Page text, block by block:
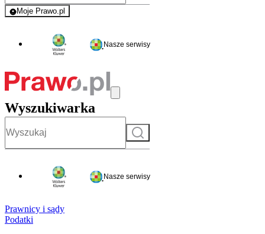
Moje Prawo.pl
- rejestracja i logowanie do serwisu
Nasze serwisy
Wyszukiwarka
Szukaj
Nasze serwisy
Prawnicy i sądy
Podatki